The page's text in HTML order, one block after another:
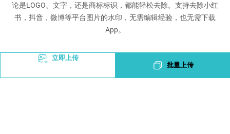
论是LOGO、文字，还是商标标识，都能轻松去除。支持去除小红
书，抖音，微博等平台图片的水印，无需编辑经验，也无需下载
App。
立即上传
批量上传